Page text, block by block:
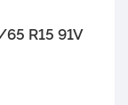
R15 91V